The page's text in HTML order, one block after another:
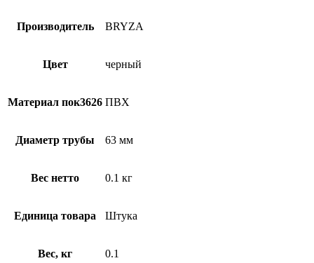
Производитель BRYZA
Цвет черный
Материал пок3626 ПВХ
Диаметр трубы 63 мм
Вес нетто 0.1 кг
Единица товара Штука
Вес, кг 0.1